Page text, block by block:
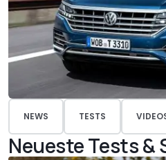
NEWS TESTS
Neueste Tests &